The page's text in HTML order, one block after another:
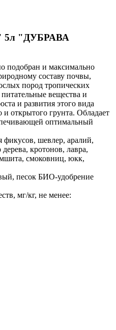
5л "ДУБРАВА
подобран и максимально
составу почвы,
пород тропических
вещества и
и развития этого вида
и открытого грунта. Обладает
оптимальный
шевлер, аралий,
кротонов, лавра,
смоковниц, юкк,
песок БИО-удобрение
мг/кг, не менее: